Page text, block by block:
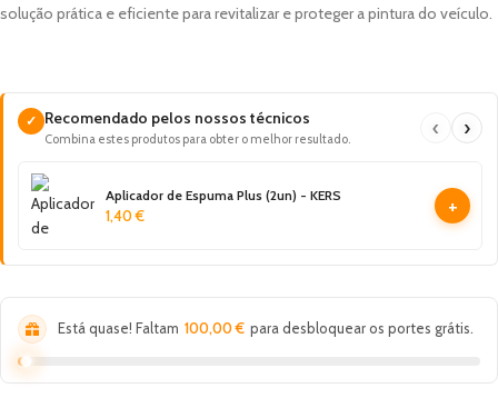
solução prática e eficiente para revitalizar e proteger a pintura do veículo.
✓ Recomendado pelos nossos técnicos
Combina estes produtos para obter o melhor resultado. ‹ ›
Aplicador de Espuma Plus (2un) - KERS
1,40€ +
Está quase! Faltam 100,00€ para desbloquear os portes grátis.